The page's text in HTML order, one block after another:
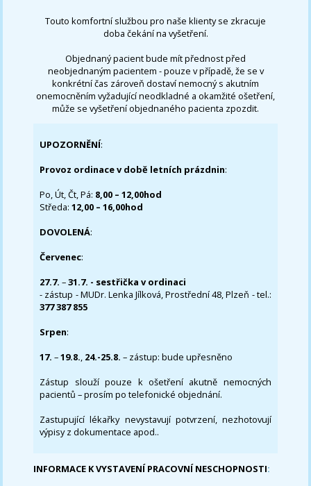
Touto komfortní službou pro naše klienty se zkracuje
doba čekání na vyšetření.
Objednaný pacient bude mít přednost před
neobjednaným pacientem - pouze v případě, že se v
konkrétní čas zároveň dostaví nemocný s akutním
onemocněním vyžadující neodkladné a okamžité ošetření,
může se vyšetření objednaného pacienta zpozdit.
UPOZORNĚNÍ:
Provoz ordinace v době letních prázdnin:
Po, Út, Čt, Pá: 8,00 – 12,00hod
Středa:12,00 – 16,00hod
DOVOLENÁ:
Červenec:
27.7.–31.7. - sestřička v ordinaci
- zástup - MUDr. Lenka Jílková, Prostřední 48, Plzeň - tel.:
377 387 855
Srpen:
17. –19.8., 24.-25.8. – zástup: bude upřesněno
Zástup slouží pouze k ošetření akutně nemocných
pacientů – prosím po telefonické objednání.
Zastupující lékařky nevystavují potvrzení, nezhotovují
výpisy z dokumentace apod..
INFORMACE K VYSTAVENÍ PRACOVNÍ NESCHOPNOSTI: